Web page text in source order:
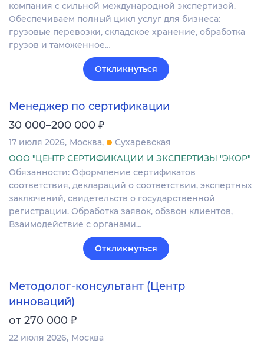
компания с сильной международной экспертизой.
Обеспечиваем полный цикл услуг для бизнеса:
грузовые перевозки, складское хранение, обработка
грузов и таможенное…
Откликнуться
Менеджер по сертификации
30 000–200 000 ₽
17 июля 2026 Москва
Сухаревская
ООО "ЦЕНТР СЕРТИФИКАЦИИ И ЭКСПЕРТИЗЫ "ЭКОР"
Обязанности: Оформление сертификатов
соответствия, деклараций о соответствии, экспертных
заключений, свидетельств о государственной
регистрации. Обработка заявок, обзвон клиентов,
Взаимодействие с органами…
Откликнуться
Методолог-консультант (Центр
инноваций)
от 270 000 ₽
22 июля 2026 Москва